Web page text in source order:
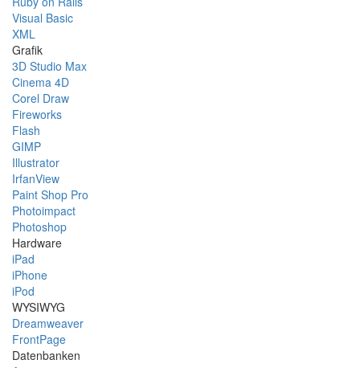
Visual Basic
XML
Grafik
3D Studio Max
Cinema 4D
Corel Draw
Fireworks
Flash
GIMP
Illustrator
IrfanView
Paint Shop Pro
Photoimpact
Photoshop
Hardware
iPad
iPhone
iPod
WYSIWYG
Dreamweaver
FrontPage
Datenbanken